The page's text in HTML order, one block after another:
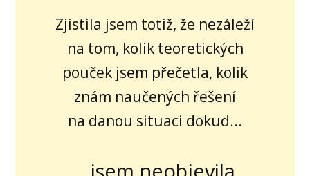
Zjistila jsem totiž, že nezáleží
na tom, kolik teoretických
pouček jsem přečetla, kolik
znám naučených řešení
na danou situaci dokud...